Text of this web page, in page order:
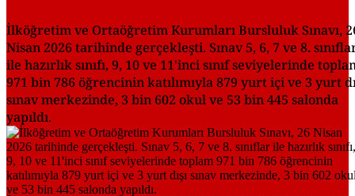
İlköğretim ve Ortaöğretim Kurumları Bursluluk Sınavı,
Nisan 2026 tarihinde gerçekleşti. Sınav 5, 6, 7 ve 8.
ile hazırlık sınıfı, 9, 10 ve 11'inci sınıf seviyelerinde
971 bin 786 öğrencinin katılımıyla 879 yurt içi ve 3 yurt
sınav merkezinde, 3 bin 602 okul ve 53 bin 445 salonda
yapıldı.